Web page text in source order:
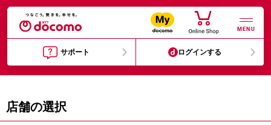
MENU
サポート ログインする
店舗の選択